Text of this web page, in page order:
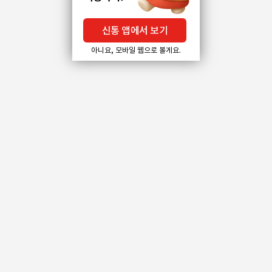
신통 앱에서 보기
아니요, 모바일 웹으로 볼게요.